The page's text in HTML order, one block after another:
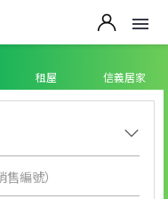
租屋 信義居家